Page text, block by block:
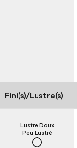
Fini(s)/Lustre(s)
Peu Lustré
Lustre Doux